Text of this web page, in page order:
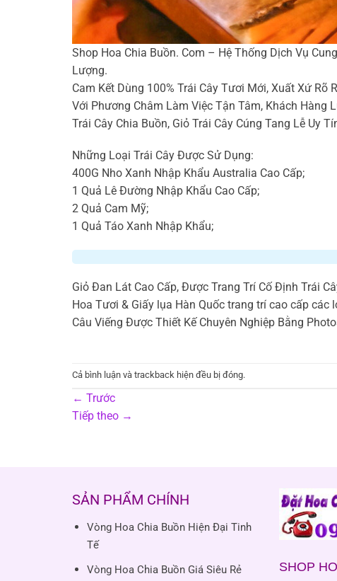
Shop Hoa Chia Buồn. Com – Hệ Thống Dịch Vụ
Lượng.
Cam Kết Dùng 100% Trái Cây Tươi Mới, Xuất Xứ Rõ
Với Phương Châm Làm Việc Tận Tâm, Khách Hàng
Trái Cây Chia Buồn, Giỏ Trái Cây Cúng Tang Lễ Uy
Những Loại Trái Cây Được Sử Dụng:
400G Nho Xanh Nhập Khẩu Australia Cao Cấp;
1 Quả Lê Đường Nhập Khẩu Cao Cấp;
2 Quả Cam Mỹ;
1 Quả Táo Xanh Nhập Khẩu;
Giỏ Đan Lát Cao Cấp, Được Trang Trí Cố Định Trái
Hoa Tươi & Giấy lụa Hàn Quốc trang trí cao cấp các
Câu Viếng Được Thiết Kế Chuyên Nghiệp Bằng
Cả bình luận và trackback hiện đều bị đóng.
← Trước
Tiếp theo →
SẢN PHẨM CHÍNH
Vòng Hoa Chia Buồn Hiện Đại Tinh
Tế
Vòng Hoa Chia Buồn Giá Siêu Rẻ
SHOP